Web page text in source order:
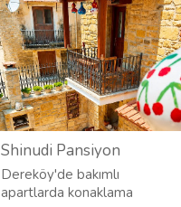
Shinudi Pansiyon
Dereköy'de bakımlı
apartlarda konaklama